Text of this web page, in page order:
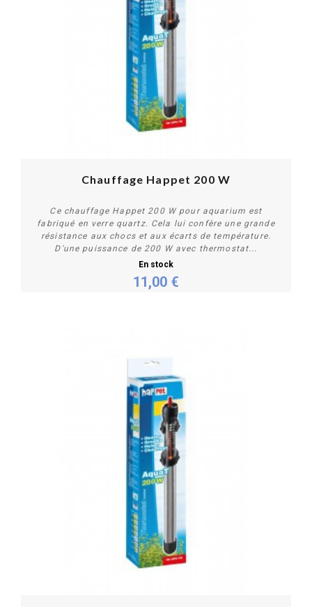
Acheter
Chauffage Happet 200 W
Ce chauffage Happet 200 W pour aquarium est
fabriqué en verre quartz. Cela lui confère une grande
résistance aux chocs et aux écarts de température.
D'une puissance de 200 W avec thermostat...
En stock
11,00 €